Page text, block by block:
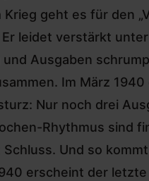
Krieg geht es für den
leidet verstärkt
und Ausgaben
Im März
Nur noch drei
Rhythmus sind
Schluss. Und so
erscheint der letzte